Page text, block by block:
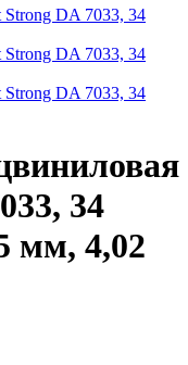
34
мм, 4,02